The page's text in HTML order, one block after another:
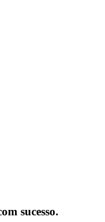
sucesso.